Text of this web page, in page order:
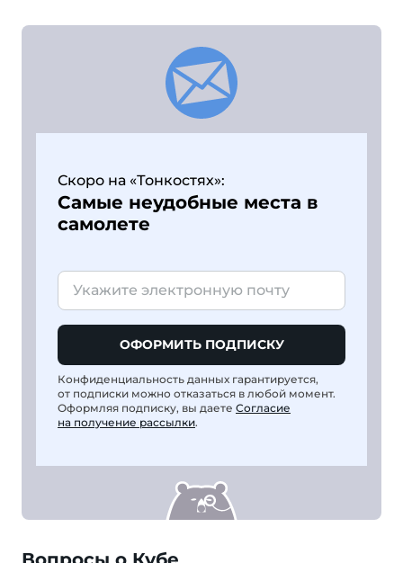
Скоро на «Тонкостях»:
Самые неудобные места в
самолете
ОФОРМИТЬ ПОДПИСКУ
Конфиденциальность данных гарантируется,
от подписки можно отказаться в любой момент.
Оформляя подписку, вы даете Согласие
на получение рассылки.